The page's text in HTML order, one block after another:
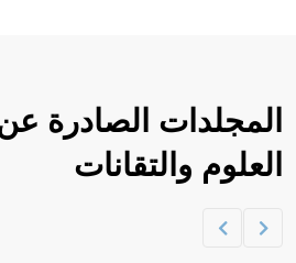
المجلدات الصادرة
العلوم والتقانات